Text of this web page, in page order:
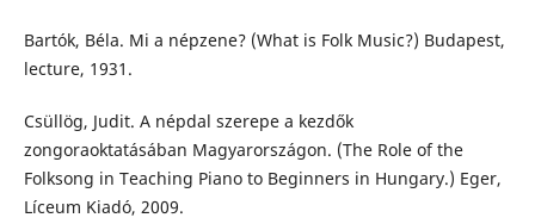
Bartók, Béla. Mi a népzene? (What is Folk Music?) Budapest,
lecture, 1931.
Csüllög, Judit. A népdal szerepe a kezdők
zongoraoktatásában Magyarországon. (The Role of the
Folksong in Teaching Piano to Beginners in Hungary.) Eger,
Líceum Kiadó, 2009.